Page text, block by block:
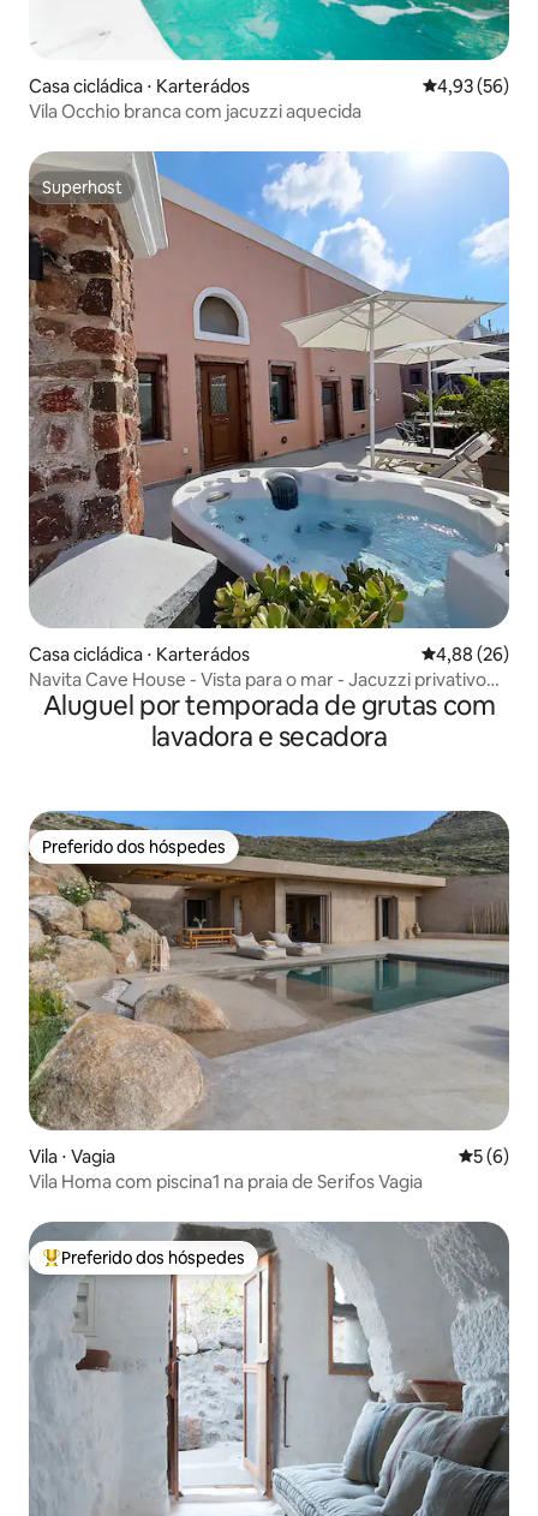
Casa cicládica ⋅ Karterádos 4,93 de uma
4,93 (56)
Vila Occhio branca com jacuzzi aquecida
Superhost
Superhost
Casa cicládica ⋅ Karterádos 4,88 de uma
4,88 (26)
Navita Cave House - Vista para o mar - Jacuzzi privativo
aquecido - 80 m²
Aluguel por temporada de grutas com
lavadora e secadora
Preferido dos hóspedes
Preferido dos hóspedes
Vila ⋅ Vagia 5 de
5 (6)
Vila Homa com piscina1 na praia de Serifos Vagia
Entre os melhores preferidos dos hóspedes
Preferido dos hóspedes